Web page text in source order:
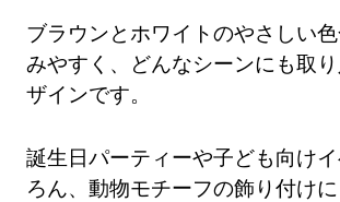
ブラウンとホワイトのやさしい
みやすく、どんなシーンにも取
ザインです。
誕生日パーティーや子ども向け
ろん、動物モチーフの飾り付け